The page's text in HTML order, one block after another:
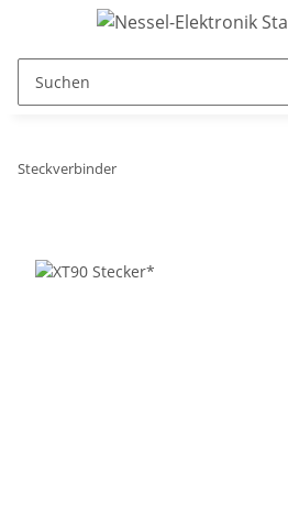
Steckverbinder